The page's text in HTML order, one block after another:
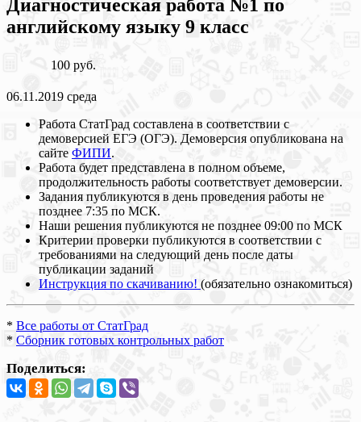
Диагностическая работа №1 по
английскому языку 9 класс
100 руб.
06.11.2019 среда
Работа СтатГрад составлена в соответствии с
демоверсией ЕГЭ (ОГЭ). Демоверсия опубликована на
сайте ФИПИ.
Работа будет представлена в полном объеме,
продолжительность работы соответствует демоверсии.
Задания публикуются в день проведения работы не
позднее 7:35 по МСК.
Наши решения публикуются не позднее 09:00 по МСК
Критерии проверки публикуются в соответствии с
требованиями на следующий день после даты
публикации заданий
Инструкция по скачиванию! (обязательно ознакомиться)
* Все работы от СтатГрад
* Сборник готовых контрольных работ
Поделиться: